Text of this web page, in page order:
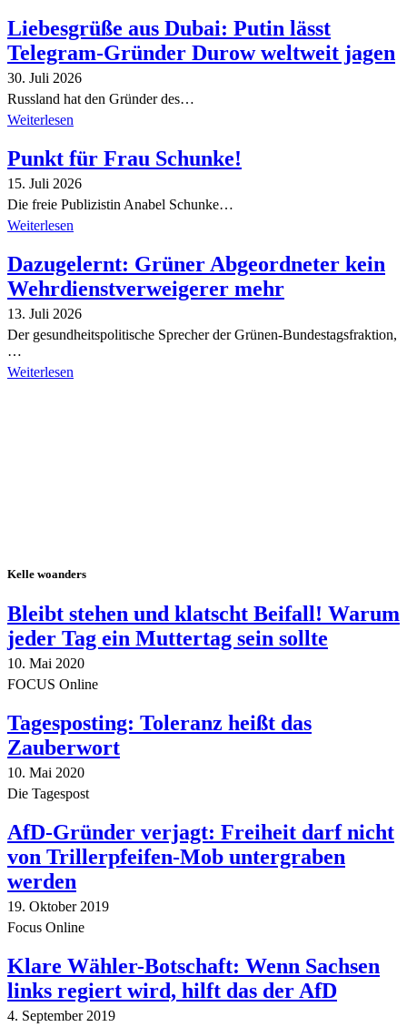
Liebesgrüße aus Dubai: Putin lässt
Telegram-Gründer Durow weltweit jagen
30. Juli 2026
Russland hat den Gründer des…
Weiterlesen
Punkt für Frau Schunke!
15. Juli 2026
Die freie Publizistin Anabel Schunke…
Weiterlesen
Dazugelernt: Grüner Abgeordneter kein
Wehrdienstverweigerer mehr
13. Juli 2026
Der gesundheitspolitische Sprecher der Grünen-Bundestagsfraktion,
…
Weiterlesen
Kelle woanders
Bleibt stehen und klatscht Beifall! Warum
jeder Tag ein Muttertag sein sollte
10. Mai 2020
FOCUS Online
Tagesposting: Toleranz heißt das
Zauberwort
10. Mai 2020
Die Tagespost
AfD-Gründer verjagt: Freiheit darf nicht
von Trillerpfeifen-Mob untergraben
werden
19. Oktober 2019
Focus Online
Klare Wähler-Botschaft: Wenn Sachsen
links regiert wird, hilft das der AfD
4. September 2019